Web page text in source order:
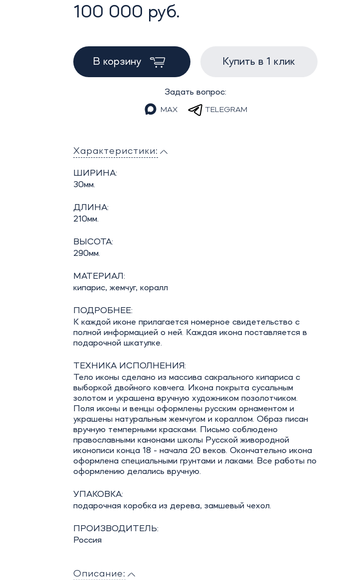
100 000 руб.
В корзину Купить в 1 клик
Задать вопрос:
MAX TELEGRAM
Характеристики:
ШИРИНА:
30мм.
ДЛИНА:
210мм.
ВЫСОТА:
290мм.
МАТЕРИАЛ:
кипарис, жемчуг, коралл
ПОДРОБНЕЕ:
К каждой иконе прилагается номерное свидетельство с
полной информацией о ней. Каждая икона поставляется в
подарочной шкатулке.
ТЕХНИКА ИСПОЛНЕНИЯ:
Тело иконы сделано из массива сакрального кипариса с
выборкой двойного ковчега. Икона покрыта сусальным
золотом и украшена вручную художником позолотчиком.
Поля иконы и венцы оформлены русским орнаментом и
украшены натуральным жемчугом и кораллом. Образ писан
вручную темперными красками. Письмо соблюдено
православными канонами школы Русской живородной
иконописи конца 18 - начала 20 веков. Окончательно икона
оформлена специальными грунтами и лаками. Все работы по
оформлению делались вручную.
УПАКОВКА:
подарочная коробка из дерева, замшевый чехол.
ПРОИЗВОДИТЕЛЬ:
Россия
Описание: